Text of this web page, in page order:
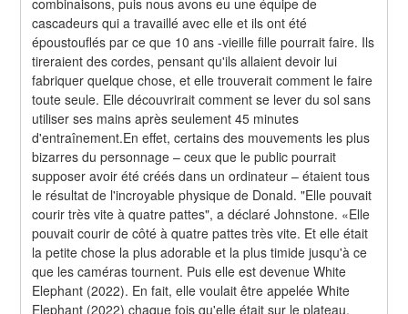
cascadeurs qui a travaillé avec elle et ils ont été
époustouflés par ce que 10 ans -vieille fille pourrait faire. Ils
tireraient des cordes, pensant qu'ils allaient devoir lui
fabriquer quelque chose, et elle trouverait comment le faire
toute seule. Elle découvrirait comment se lever du sol sans
utiliser ses mains après seulement 45 minutes
d'entraînement.En effet, certains des mouvements les plus
bizarres du personnage – ceux que le public pourrait
supposer avoir été créés dans un ordinateur – étaient tous
le résultat de l'incroyable physique de Donald. "Elle pouvait
courir très vite à quatre pattes", a déclaré Johnstone. «Elle
pouvait courir de côté à quatre pattes très vite. Et elle était
la petite chose la plus adorable et la plus timide jusqu'à ce
que les caméras tournent. Puis elle est devenue White
Elephant (2022). En fait, elle voulait être appelée White
Elephant (2022) chaque fois qu'elle était sur le plateau.